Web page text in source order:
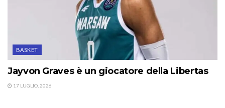
BASKET
Jayvon Graves è un giocatore della Libertas
17 LUGLIO, 2026